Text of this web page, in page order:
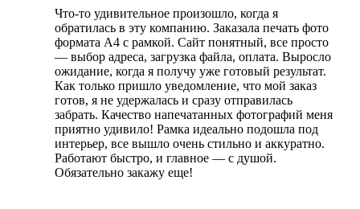
Что-то удивительное произошло, когда я
обратилась в эту компанию. Заказала печать фото
формата А4 с рамкой. Сайт понятный, все просто
— выбор адреса, загрузка файла, оплата. Выросло
ожидание, когда я получу уже готовый результат.
Как только пришло уведомление, что мой заказ
готов, я не удержалась и сразу отправилась
забрать. Качество напечатанных фотографий меня
приятно удивило! Рамка идеально подошла под
интерьер, все вышло очень стильно и аккуратно.
Работают быстро, и главное — с душой.
Обязательно закажу еще!